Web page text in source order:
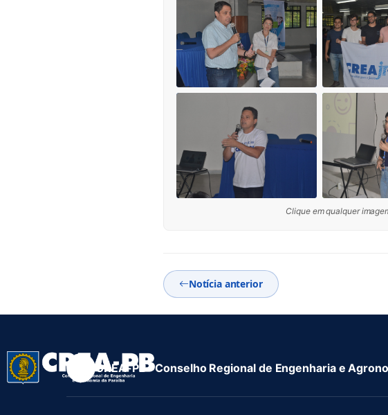
Clique em qualquer
Notícia anterior
CREA-PB · Conselho Regional de Engenharia e